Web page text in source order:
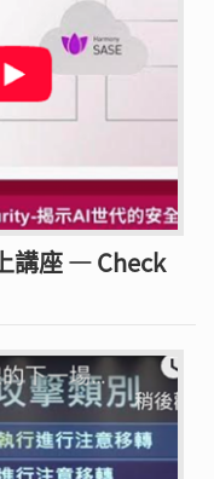
講座 — Check